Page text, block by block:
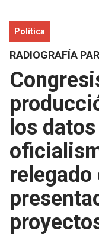
Política
RADIOGRAFÍA
los
relegado